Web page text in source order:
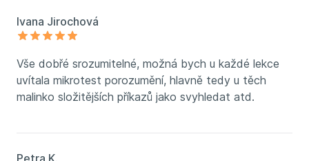
Ivana Jirochová
Vše dobřé srozumitelné, možná bych u každé lekce
uvítala mikrotest porozumění, hlavně tedy u těch
malinko složitějších příkazů jako svyhledat atd.
Petra K.